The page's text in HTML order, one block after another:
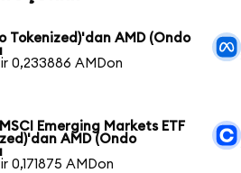
Tokenized)'dan AMD (Ondo
0,233886 AMDon
Emerging Markets ETF
AMD (Ondo
0,171875 AMDon